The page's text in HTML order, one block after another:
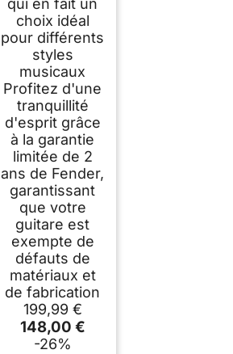
qui en fait un
choix idéal
pour différents
styles
musicaux
Profitez d'une
tranquillité
d'esprit grâce
à la garantie
limitée de 2
ans de Fender,
garantissant
que votre
guitare est
exempte de
défauts de
matériaux et
de fabrication
199,99 €
148,00 €
-26%